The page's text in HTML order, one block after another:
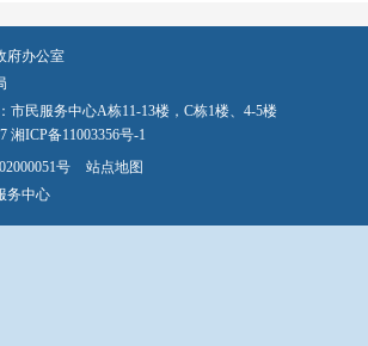
府办公室
市民服务中心A栋11-13楼，C栋1楼、4-5楼
湘ICP备11003356号-1
号
站点地图
务中心